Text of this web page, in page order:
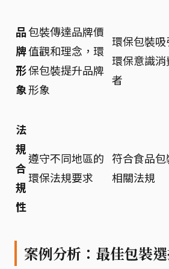
品
牌
形
象
包裝傳達品牌價
值觀和理念，環
保包裝提升品牌
形象
環保包裝吸
環保意識消
者
法
規
合
規
性
遵守不同地區的
環保法規要求
符合食品包
相關法規
案例分析：最佳包裝